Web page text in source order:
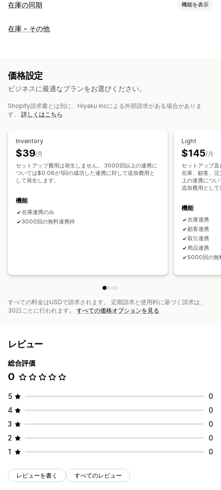
在庫の同期 機能を表示
同期タイプ
メールアラート
在庫 - その他
価格設定
ビジネスに最適なプランをお選びください。
Shopify請求書とは別に、Hiyaku Incによる外部請求がある場合がありま
す。 詳しくはこちら
Inventory
$39/月
セットアップ費用は発生しません。 3000回以上の連携に
ついては$0.08が1回の成功した連携に対して追加費用と
して発生します。
機能
在庫連携のみ
3000回の無料連携枠
Light
$145/月
セットアップ
在庫、顧客、
上の連携につ
追加費用とし
機能
在庫連携
顧客連携
取引連携
商品連携
5000回の無
すべての料金はUSDで請求されます。 定期請求と使用料に基づく請求は、
30日ごとに行われます。 すべての価格オプションを見る
レビュー
総合評価
0
5
0
4
0
3
0
2
0
1
0
レビューを書く すべてのレビュー